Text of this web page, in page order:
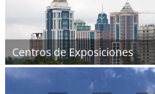
Centros de Exposiciones